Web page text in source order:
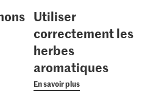
Utiliser
correctement les
herbes
aromatiques
En savoir plus